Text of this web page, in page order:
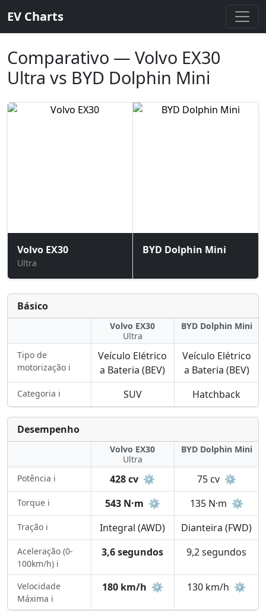
EV Charts
Comparativo — Volvo EX30
Ultra vs BYD Dolphin Mini
Volvo EX30
Ultra
BYD Dolphin Mini
Básico
Volvo EX30
Ultra
BYD Dolphin Mini
Tipo de
motorização ℹ️
Veículo Elétrico
a Bateria (BEV)
Veículo Elétrico
a Bateria (BEV)
Categoria ℹ️ SUV Hatchback
Desempenho
Volvo EX30
Ultra
BYD Dolphin Mini
Potência ℹ️ 428 cv ⚙️ 75 cv ⚙️
Torque ℹ️ 543 N·m ⚙️ 135 N·m ⚙️
Tração ℹ️ Integral (AWD) Dianteira (FWD)
Aceleração (0-
100km/h) ℹ️
3,6 segundos 9,2 segundos
Velocidade
Máxima ℹ️
180 km/h ⚙️ 130 km/h ⚙️